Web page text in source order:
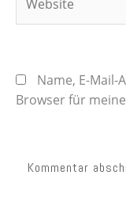
Name, E-Mail-
Browser für